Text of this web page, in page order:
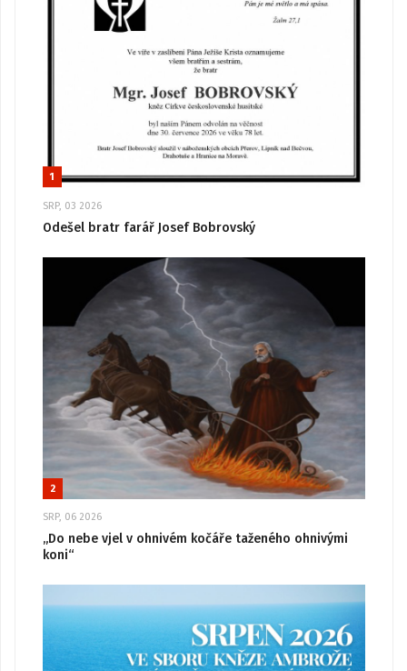
1
SRP, 03 2026
Odešel bratr farář Josef Bobrovský
2
SRP, 06 2026
„Do nebe vjel v ohnivém kočáře taženého ohnivými
koni“